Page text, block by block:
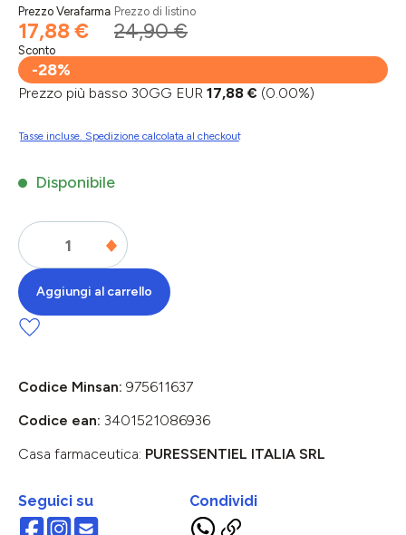
Prezzo Verafarma
17,88 €
Prezzo di listino
24,90 €
Sconto
-28%
Prezzo più basso 30GG EUR 17,88 € (0.00%)
Tasse incluse. Spedizione calcolata al checkout
Disponibile
Aggiungi al carrello
Codice Minsan: 975611637
Codice ean: 3401521086936
Casa farmaceutica: PURESSENTIEL ITALIA SRL
Seguici su Condividi